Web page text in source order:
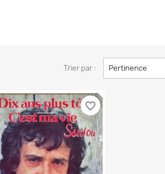
Trier par : Pertinence
favorite_border